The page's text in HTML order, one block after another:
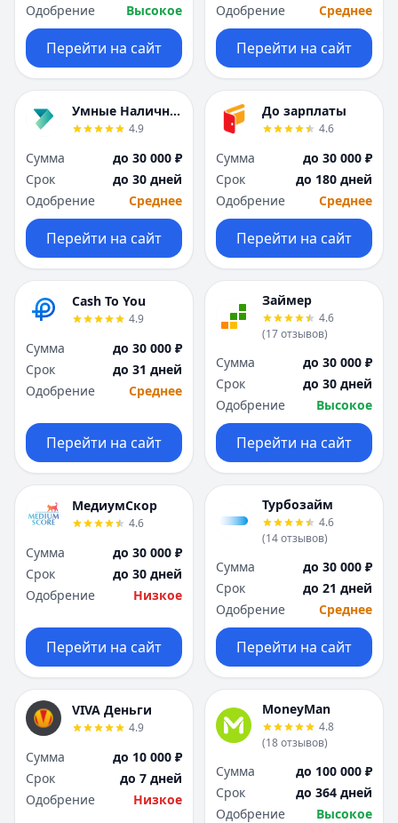
Пенза
Пермь
Р
Ростов-на-Дону
Рязань
С
Самара
Санкт-Петербург
Саратов
Севастополь
Сочи
Сургут
Т
Тольятти
Томск
Тюмень
Ульяновск
Уфа
Х
Хабаровск
Ч
Чебоксары
Челябинск
Ярославль
Вся Россия
Пенза
Пермь
Р
Ростов-на-Дону
Рязань
С
Самара
Санкт-Петербург
Саратов
Севастополь
Сочи
Сургут
Т
Тольятти
Томск
Тюмень
Ульяновск
Уфа
Х
Хабаровск
Ч
Чебоксары
Челябинск
Ярославль
Вся Россия
Одобрение
Высокое
Перейти на сайт
Одобрение
Среднее
Перейти на сайт
Умные Наличные
4.9
Сумма
до 30 000 ₽
Срок
до 30 дней
Одобрение
Среднее
Перейти на сайт
До зарплаты
4.6
Сумма
до 30 000 ₽
Срок
до 180 дней
Одобрение
Среднее
Перейти на сайт
Cash To You
4.9
Сумма
до 30 000 ₽
Срок
до 31 дней
Одобрение
Среднее
Перейти на сайт
Займер
4.6
(17отзывов)
Сумма
до 30 000 ₽
Срок
до 30 дней
Одобрение
Высокое
Перейти на сайт
МедиумСкор
4.6
Сумма
до 30 000 ₽
Срок
до 30 дней
Одобрение
Низкое
Перейти на сайт
Турбозайм
4.6
(14отзывов)
Сумма
до 30 000 ₽
Срок
до 21 дней
Одобрение
Среднее
Перейти на сайт
VIVA Деньги
4.9
Сумма
до 10 000 ₽
Срок
до 7 дней
Одобрение
Низкое
MoneyMan
4.8
(18отзывов)
Сумма
до 100 000 ₽
Срок
до 364 дней
Одобрение
Высокое